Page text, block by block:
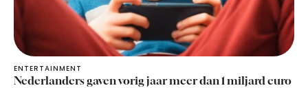
ENTERTAINMENT
Nederlanders gaven vorig jaar meer dan 1 miljard euro